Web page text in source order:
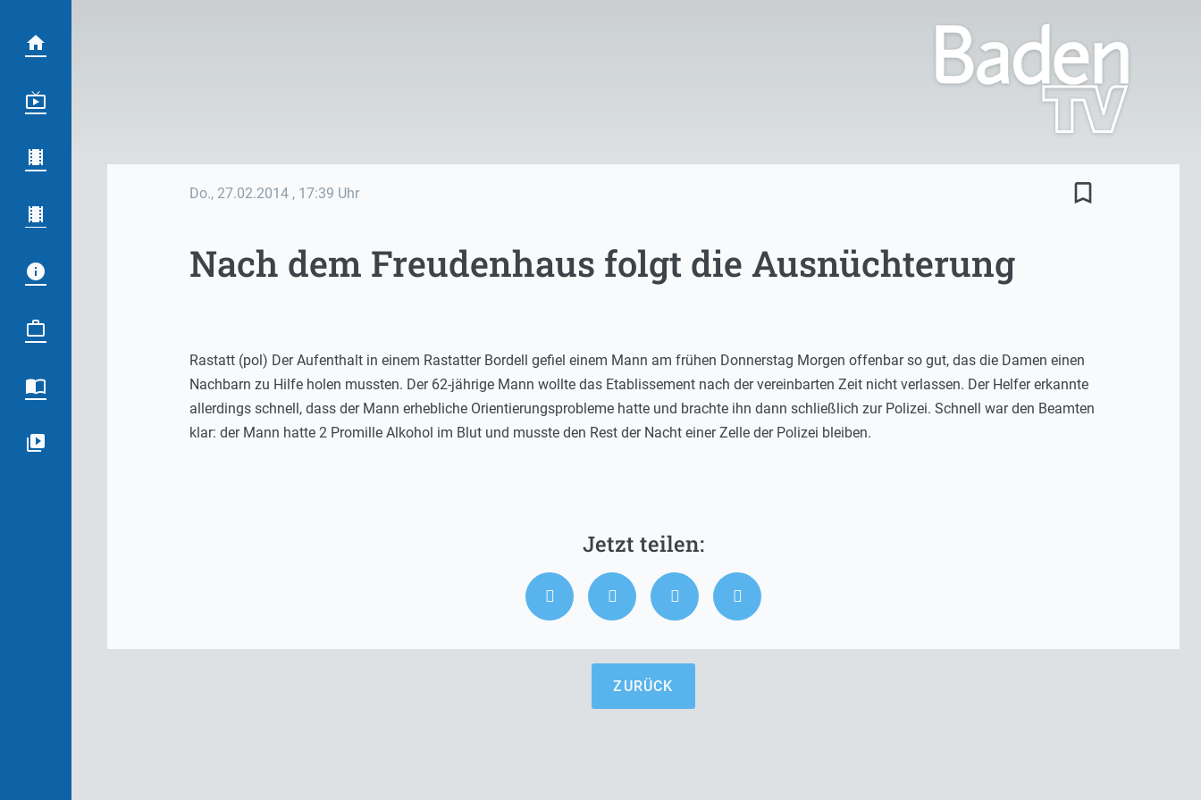
Do., 27.02.2014 , 17:39 Uhr bookmark_border
Nach dem Freudenhaus folgt die Ausnüchterung
Rastatt (pol) Der Aufenthalt in einem Rastatter Bordell gefiel einem Mann am frühen Donnerstag Morgen offenbar so gut, das die Damen einen
Nachbarn zu Hilfe holen mussten. Der 62-jährige Mann wollte das Etablissement nach der vereinbarten Zeit nicht verlassen. Der Helfer erkannte
allerdings schnell, dass der Mann erhebliche Orientierungsprobleme hatte und brachte ihn dann schließlich zur Polizei. Schnell war den Beamten
klar: der Mann hatte 2 Promille Alkohol im Blut und musste den Rest der Nacht einer Zelle der Polizei bleiben.
ZURÜCK